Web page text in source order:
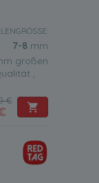
7-8 mm
großen
,
€